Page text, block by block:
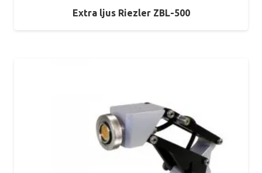
Extra ljus Riezler ZBL-500